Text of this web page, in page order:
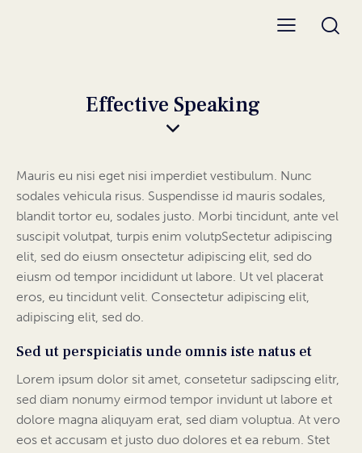
Effective Speaking
Mauris eu nisi eget nisi imperdiet vestibulum. Nunc
sodales vehicula risus. Suspendisse id mauris sodales,
blandit tortor eu, sodales justo. Morbi tincidunt, ante vel
suscipit volutpat, turpis enim volutpSectetur adipiscing
elit, sed do eiusm onsectetur adipiscing elit, sed do
eiusm od tempor incididunt ut labore. Ut vel placerat
eros, eu tincidunt velit. Consectetur adipiscing elit,
adipiscing elit, sed do.
Sed ut perspiciatis unde omnis iste natus et
Lorem ipsum dolor sit amet, consetetur sadipscing elitr,
sed diam nonumy eirmod tempor invidunt ut labore et
dolore magna aliquyam erat, sed diam voluptua. At vero
eos et accusam et justo duo dolores et ea rebum. Stet